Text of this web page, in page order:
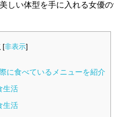
しい体型を手に入れる女優
[非表示]
に食べているメニューを紹介
生活
生活